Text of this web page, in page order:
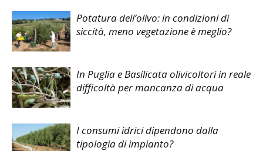
Potatura dell’olivo: in condizioni di
siccità, meno vegetazione è meglio?
In Puglia e Basilicata olivicoltori in reale
difficoltà per mancanza di acqua
I consumi idrici dipendono dalla
tipologia di impianto?